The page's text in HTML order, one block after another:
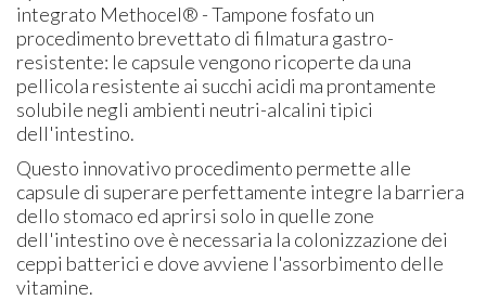
integrato Methocel® - Tampone fosfato un
procedimento brevettato di filmatura gastro-
resistente: le capsule vengono ricoperte da una
pellicola resistente ai succhi acidi ma prontamente
solubile negli ambienti neutri-alcalini tipici
dell'intestino.
Questo innovativo procedimento permette alle
capsule di superare perfettamente integre la barriera
dello stomaco ed aprirsi solo in quelle zone
dell'intestino ove è necessaria la colonizzazione dei
ceppi batterici e dove avviene l'assorbimento delle
vitamine.